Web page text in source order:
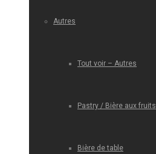
Autres
Tout voir – Autres
Pastry / Bière aux fruits
Bière de table